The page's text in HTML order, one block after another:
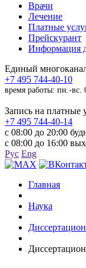
Врачи
Лечение
Платные
Прейскурант
Информация
Единый
+7 495 744-40-10
время работы: пн.-вс.
Запись на платные
+7 495 744-40-14
с 08:00 до 20:00
с 08:00 до 16:00
Рус Eng
Главная
Наука